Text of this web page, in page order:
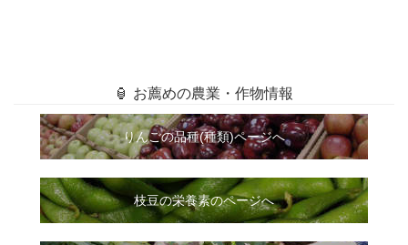
🏮 お薦めの農業・作物情報
りんごの品種(種類)ページへ
枝豆の栄養素のページへ